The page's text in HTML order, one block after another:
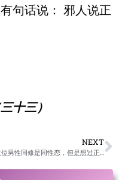
句话说： 邪人说正
十三）
NEXT
63.这位男性同修是同性恋，但是想过正常人的生活，请问应该怎么念经？/ 卢台长开示解答来信疑惑